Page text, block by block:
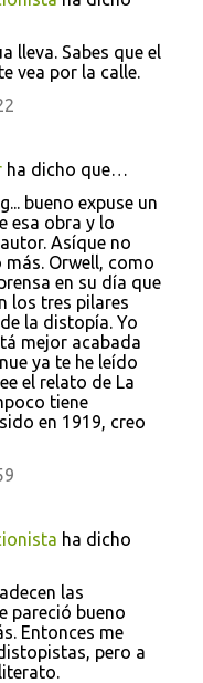
lleva. Sabes que el
vea por la calle.
ha dicho que…
bueno expuse un
esa obra y lo
Asíque no
Orwell, como
en su día que
los tres pilares
la distopía. Yo
mejor acabada
ya te he leído
el relato de La
tiene
en 1919, creo
ha dicho
las
pareció bueno
Entonces me
pero a